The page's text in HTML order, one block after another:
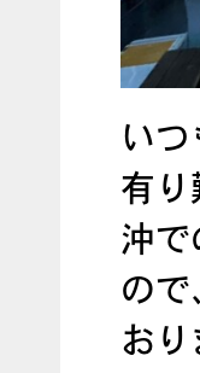
い
有り
沖
の
お